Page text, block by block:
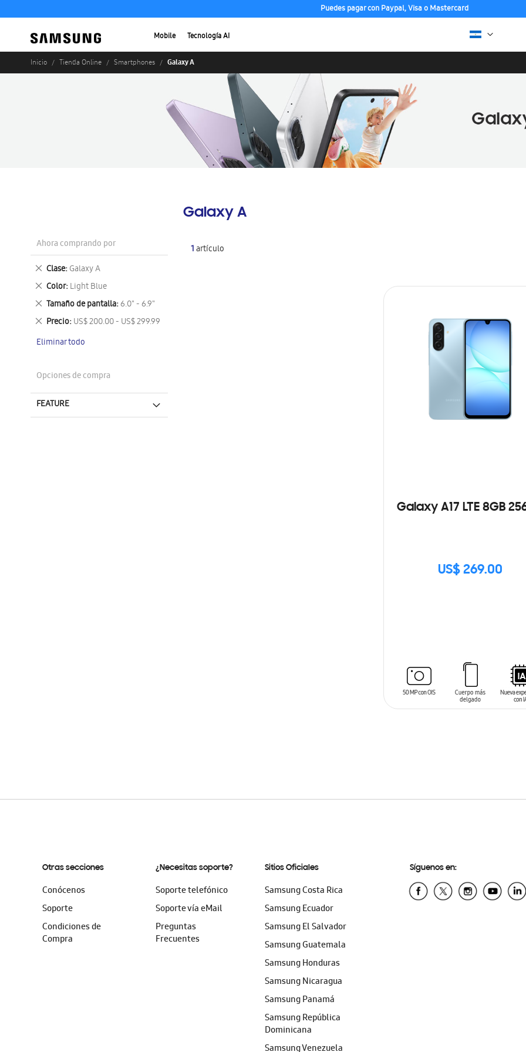
Puedes pagar con Paypal, Visa o Mastercard
Mobile Tecnología AI
Inicio Tienda Online Smartphones Galaxy A
Galaxy A
1artículo
Galaxy A17 LTE 8GB
US$ 269.00
SIN
Ahora comprando por
Clase Galaxy A
Eliminar
este
artículo
Color Light Blue
Eliminar
este
artículo
Tamaño de pantalla 6.0" - 6.9"
Eliminar
este
artículo
Precio US$ 200.00 - US$ 299.99
Eliminar
artículo
Eliminar todo
Opciones de compra
FEATURE
Otras secciones
Conócenos
Soporte
Condiciones de
Compra
¿Necesitas soporte?
Soporte telefónico
Soporte vía eMail
Preguntas
Frecuentes
Sitios Oficiales
Samsung Costa Rica
Samsung Ecuador
Samsung El Salvador
Samsung Guatemala
Samsung Honduras
Samsung Nicaragua
Samsung Panamá
Samsung República
Dominicana
Samsung Venezuela
Síguenos en: